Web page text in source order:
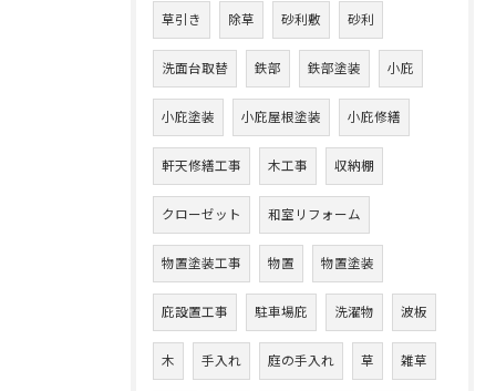
草引き 除草 砂利敷 砂利
洗面台取替 鉄部 鉄部塗装 小庇
小庇塗装 小庇屋根塗装 小庇修繕
軒天修繕工事 木工事 収納棚
クローゼット 和室リフォーム
物置塗装工事 物置 物置塗装
庇設置工事 駐車場庇 洗濯物 波板
木 手入れ 庭の手入れ 草 雑草